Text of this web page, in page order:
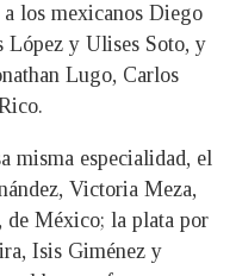
los mexicanos Diego
López y Ulises Soto, y
Lugo, Carlos
misma especialidad, el
Victoria Meza,
de México; la plata por
Isis Giménez y